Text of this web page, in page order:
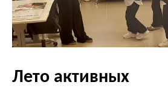
Лето активных